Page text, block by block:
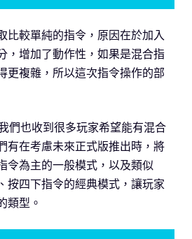
比較單純的指令，原因在於加入
，增加了動作性，如果是混合指
更複雜，所以這次指令操作的部
們也收到很多玩家希望能有混合
有在考慮未來正式版推出時，將
令為主的一般模式，以及類似
按四下指令的經典模式，讓玩家
類型。